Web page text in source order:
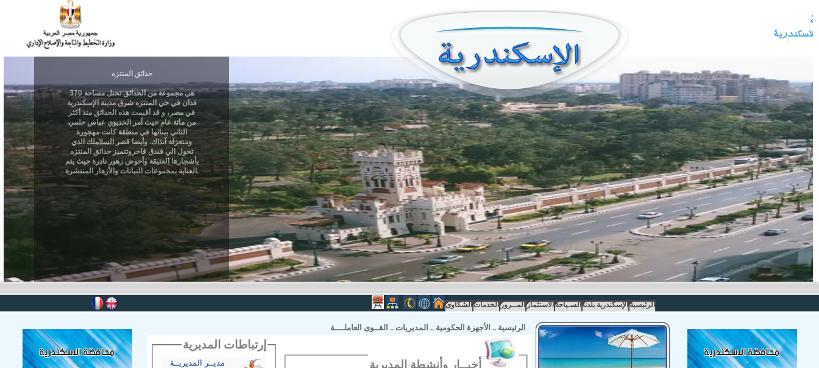
الرئيسية الإسكندرية بلدنا السـياحة الاستثمار المــرور الخدمات الشكاوى
الرئيسية .. الأجهزة الحكومية .. المديريات .. القــوى العاملــــة
إرتباطات المديرية
مديــر المديريــة